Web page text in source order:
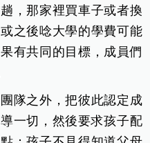
，那家裡買車子或者換
之後唸大學的學費可能
有共同的目標，成員們
隊之外，把彼此認定成
一切，然後要求孩子配